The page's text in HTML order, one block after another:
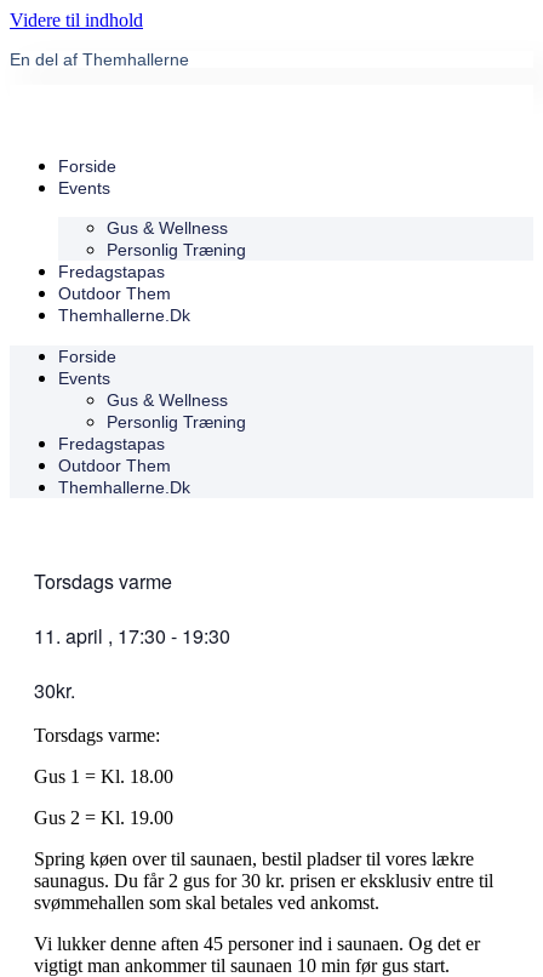
Videre til indhold
En del af Themhallerne
Forside
Events
Gus & Wellness
Personlig Træning
Fredagstapas
Outdoor Them
Themhallerne.dk
Forside
Events
Gus & Wellness
Personlig Træning
Fredagstapas
Outdoor Them
Themhallerne.dk
Torsdags varme
11. april , 17:30 - 19:30
30kr.
Torsdags varme:
Gus 1 = Kl. 18.00
Gus 2 = Kl. 19.00
Spring køen over til saunaen, bestil pladser til vores lækre
saunagus. Du får 2 gus for 30 kr. prisen er eksklusiv entre til
svømmehallen som skal betales ved ankomst.
Vi lukker denne aften 45 personer ind i saunaen. Og det er
vigtigt man ankommer til saunaen 10 min før gus start.